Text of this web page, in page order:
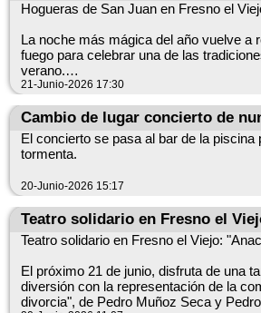
Hogueras de San Juan en Fresno el
La noche más mágica del año vuelve a
fuego para celebrar una de las
verano.
23:00 h Preparación de las hogueras
limonada.
23:30 h Encendido de las tradicionales
Una noche para compartir con
disfrutar del ambiente festivo y
que forma parte de la identidad de
Barra a cargo de la Asociación Cultural
¡Ven a dar la bienvenida al verano junto
21-Junio-2026 17:30
Cambio de lugar concierto de
El concierto se pasa al bar de la piscina
tormenta.
20-Junio-2026 15:17
Teatro solidario en Fresno el
Teatro solidario en Fresno el Viejo:
El próximo 21 de junio, disfruta de una
diversión con la representación de la
divorcia", de Pedro Muñoz Seca y